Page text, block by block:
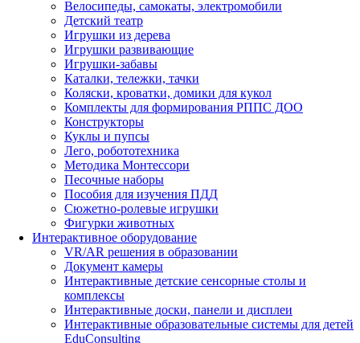
Велосипеды, самокаты, электромобили
Детский театр
Игрушки из дерева
Игрушки развивающие
Игрушки-забавы
Каталки, тележки, тачки
Коляски, кроватки, домики для кукол
Комплекты для формирования РППС ДОО
Конструкторы
Куклы и пупсы
Лего, робототехника
Методика Монтессори
Песочные наборы
Пособия для изучения ПДД
Сюжетно-ролевые игрушки
Фигурки животных
Интерактивное оборудование
VR/AR решения в образовании
Документ камеры
Интерактивные детские сенсорные столы и
комплексы
Интерактивные доски, панели и дисплеи
Интерактивные образовательные системы для детей
EduConsulting